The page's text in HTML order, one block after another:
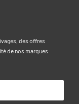
des offres
de nos marques.